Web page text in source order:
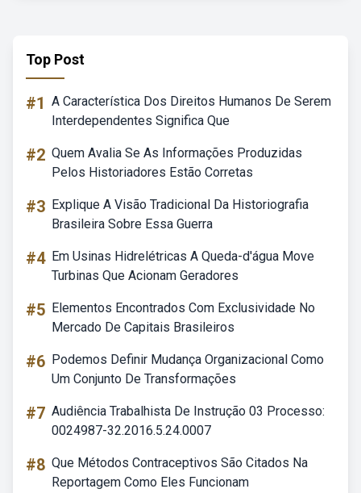
Top Post
#1 A Característica Dos Direitos Humanos De Serem
Interdependentes Significa Que
#2 Quem Avalia Se As Informações Produzidas
Pelos Historiadores Estão Corretas
#3 Explique A Visão Tradicional Da Historiografia
Brasileira Sobre Essa Guerra
#4 Em Usinas Hidrelétricas A Queda-d'água Move
Turbinas Que Acionam Geradores
#5 Elementos Encontrados Com Exclusividade No
Mercado De Capitais Brasileiros
#6 Podemos Definir Mudança Organizacional Como
Um Conjunto De Transformações
#7 Audiência Trabalhista De Instrução 03 Processo:
0024987-32.2016.5.24.0007
#8 Que Métodos Contraceptivos São Citados Na
Reportagem Como Eles Funcionam